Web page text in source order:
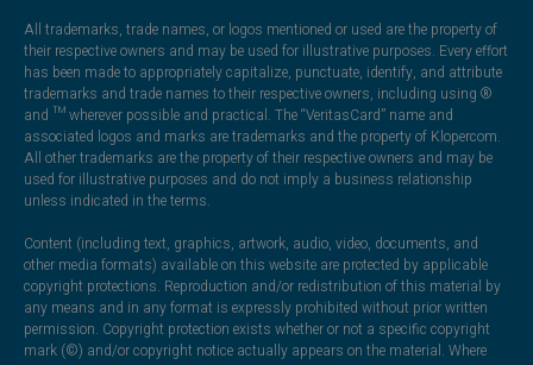
All trademarks, trade names, or logos mentioned or used are the property of
their respective owners and may be used for illustrative purposes. Every effort
has been made to appropriately capitalize, punctuate, identify, and attribute
trademarks and trade names to their respective owners, including using ®
and ™ wherever possible and practical. The “VeritasCard” name and
associated logos and marks are trademarks and the property of Klopercom.
All other trademarks are the property of their respective owners and may be
used for illustrative purposes and do not imply a business relationship
unless indicated in the terms.
Content (including text, graphics, artwork, audio, video, documents, and
other media formats) available on this website are protected by applicable
copyright protections. Reproduction and/or redistribution of this material by
any means and in any format is expressly prohibited without prior written
permission. Copyright protection exists whether or not a specific copyright
mark (©) and/or copyright notice actually appears on the material. Where